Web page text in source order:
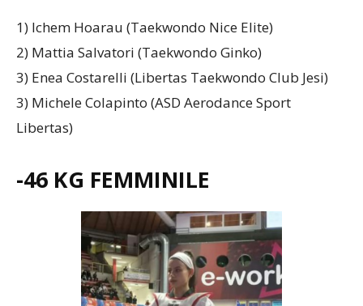
1) Ichem Hoarau (Taekwondo Nice Elite)
2) Mattia Salvatori (Taekwondo Ginko)
3) Enea Costarelli (Libertas Taekwondo Club Jesi)
3) Michele Colapinto (ASD Aerodance Sport
Libertas)
-46 KG FEMMINILE